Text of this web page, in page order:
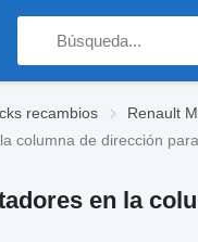
recambios Renault
columna de dirección
en la